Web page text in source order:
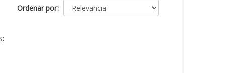
Ordenar por